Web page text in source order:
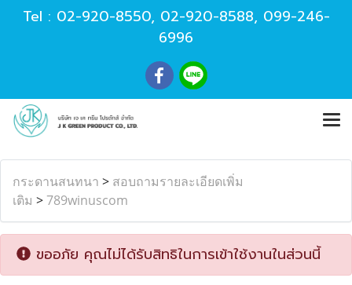
Tel : 02-920-8550, 02-920-8588, 099-246-
6996
กระดานสนทนา > สอบถามรายละเอียดเพิ่ม
เติม >789winuscom
ขออภัย คุณไม่ได้รับสิทธิในการเข้าใช้งานในส่วนนี้